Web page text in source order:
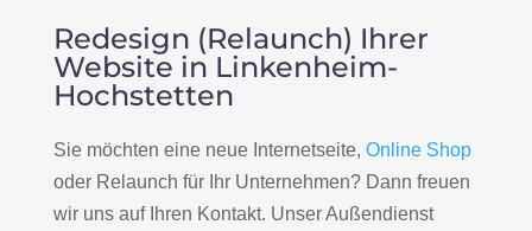
Redesign (Relaunch) Ihrer
Website in Linkenheim-
Hochstetten
Sie möchten eine neue Internetseite, Online Shop
oder Relaunch für Ihr Unternehmen? Dann freuen
wir uns auf Ihren Kontakt. Unser Außendienst